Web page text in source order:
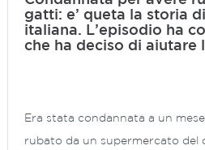
gatti: e’ queta la storia
italiana. L’episodio ha
che ha deciso di aiutare
Era stata condannata a un
rubato da un supermercato del